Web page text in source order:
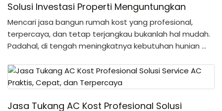
Solusi Investasi Properti Menguntungkan
Mencari jasa bangun rumah kost yang profesional,
terpercaya, dan tetap terjangkau bukanlah hal mudah.
Padahal, di tengah meningkatnya kebutuhan hunian …
Jasa Tukang AC Kost Profesional Solusi